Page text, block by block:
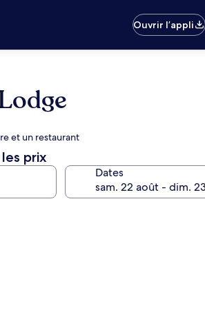
Ouvrir l’appli
et un restaurant
prix
Dates